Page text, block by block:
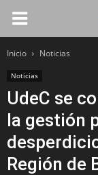
Inicio Noticias
Noticias
UdeC se
la gestión
Región de